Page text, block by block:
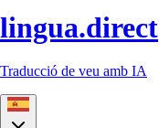
lingua.direct
Traducció de veu amb IA